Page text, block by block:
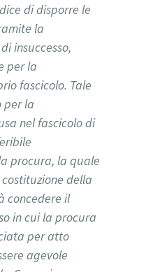
di disporre le
la
insuccesso,
per la
fascicolo. Tale
per la
nel fascicolo di
procura, la quale
della
concedere il
in cui la procura
per atto
agevole